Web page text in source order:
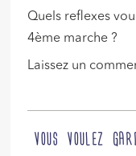
Quels reflexes
4ème marche ?
Laissez un
VOUS VOULEZ